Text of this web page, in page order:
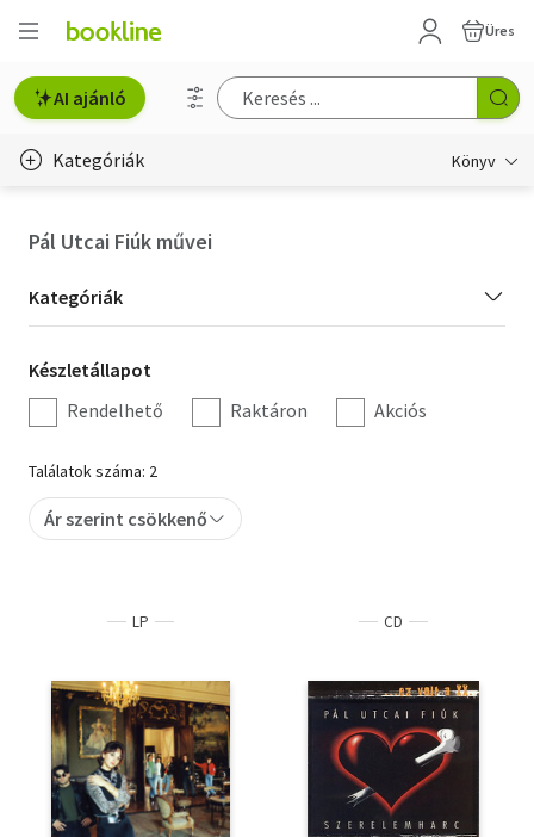
Üres
AI ajánló
Kategóriák Könyv
Hobbi, szabadidő
Irodalom
Művészet
Szakkönyv
Tankönyv, segédkönyv
Társadalomtudomány
Természettudomány
Történelem
Vallás
Pál Utcai Fiúk művei
Kategória
szűrés
Kategóriák
Készletállapot
szűrés
Készletállapot
Rendelhető
Raktáron Akciós
Találatok száma: 2
Ár szerint csökkenő
LP CD